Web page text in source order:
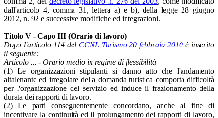
dall'articolo 4, comma 31, lettera a) e b), della legge 28 giugno
2012, n. 92 e successive modifiche ed integrazioni.
Titolo V - Capo III (Orario di lavoro)
Dopo l'articolo 114 del CCNL Turismo 20 febbraio 2010 è inserito
il seguente:
Articolo ... - Orario medio in regime di flessibilità
(1) Le organizzazioni stipulanti si danno atto che l'andamento
altalenante ed irregolare della domanda turistica comporta difficoltà
per l'organizzazione del servizio ed induce il frazionamento della
durata dei rapporti di lavoro.
(2) Le parti conseguentemente concordano, anche al fine di
incentivare la continuità ed il prolungamento dei rapporti di lavoro,